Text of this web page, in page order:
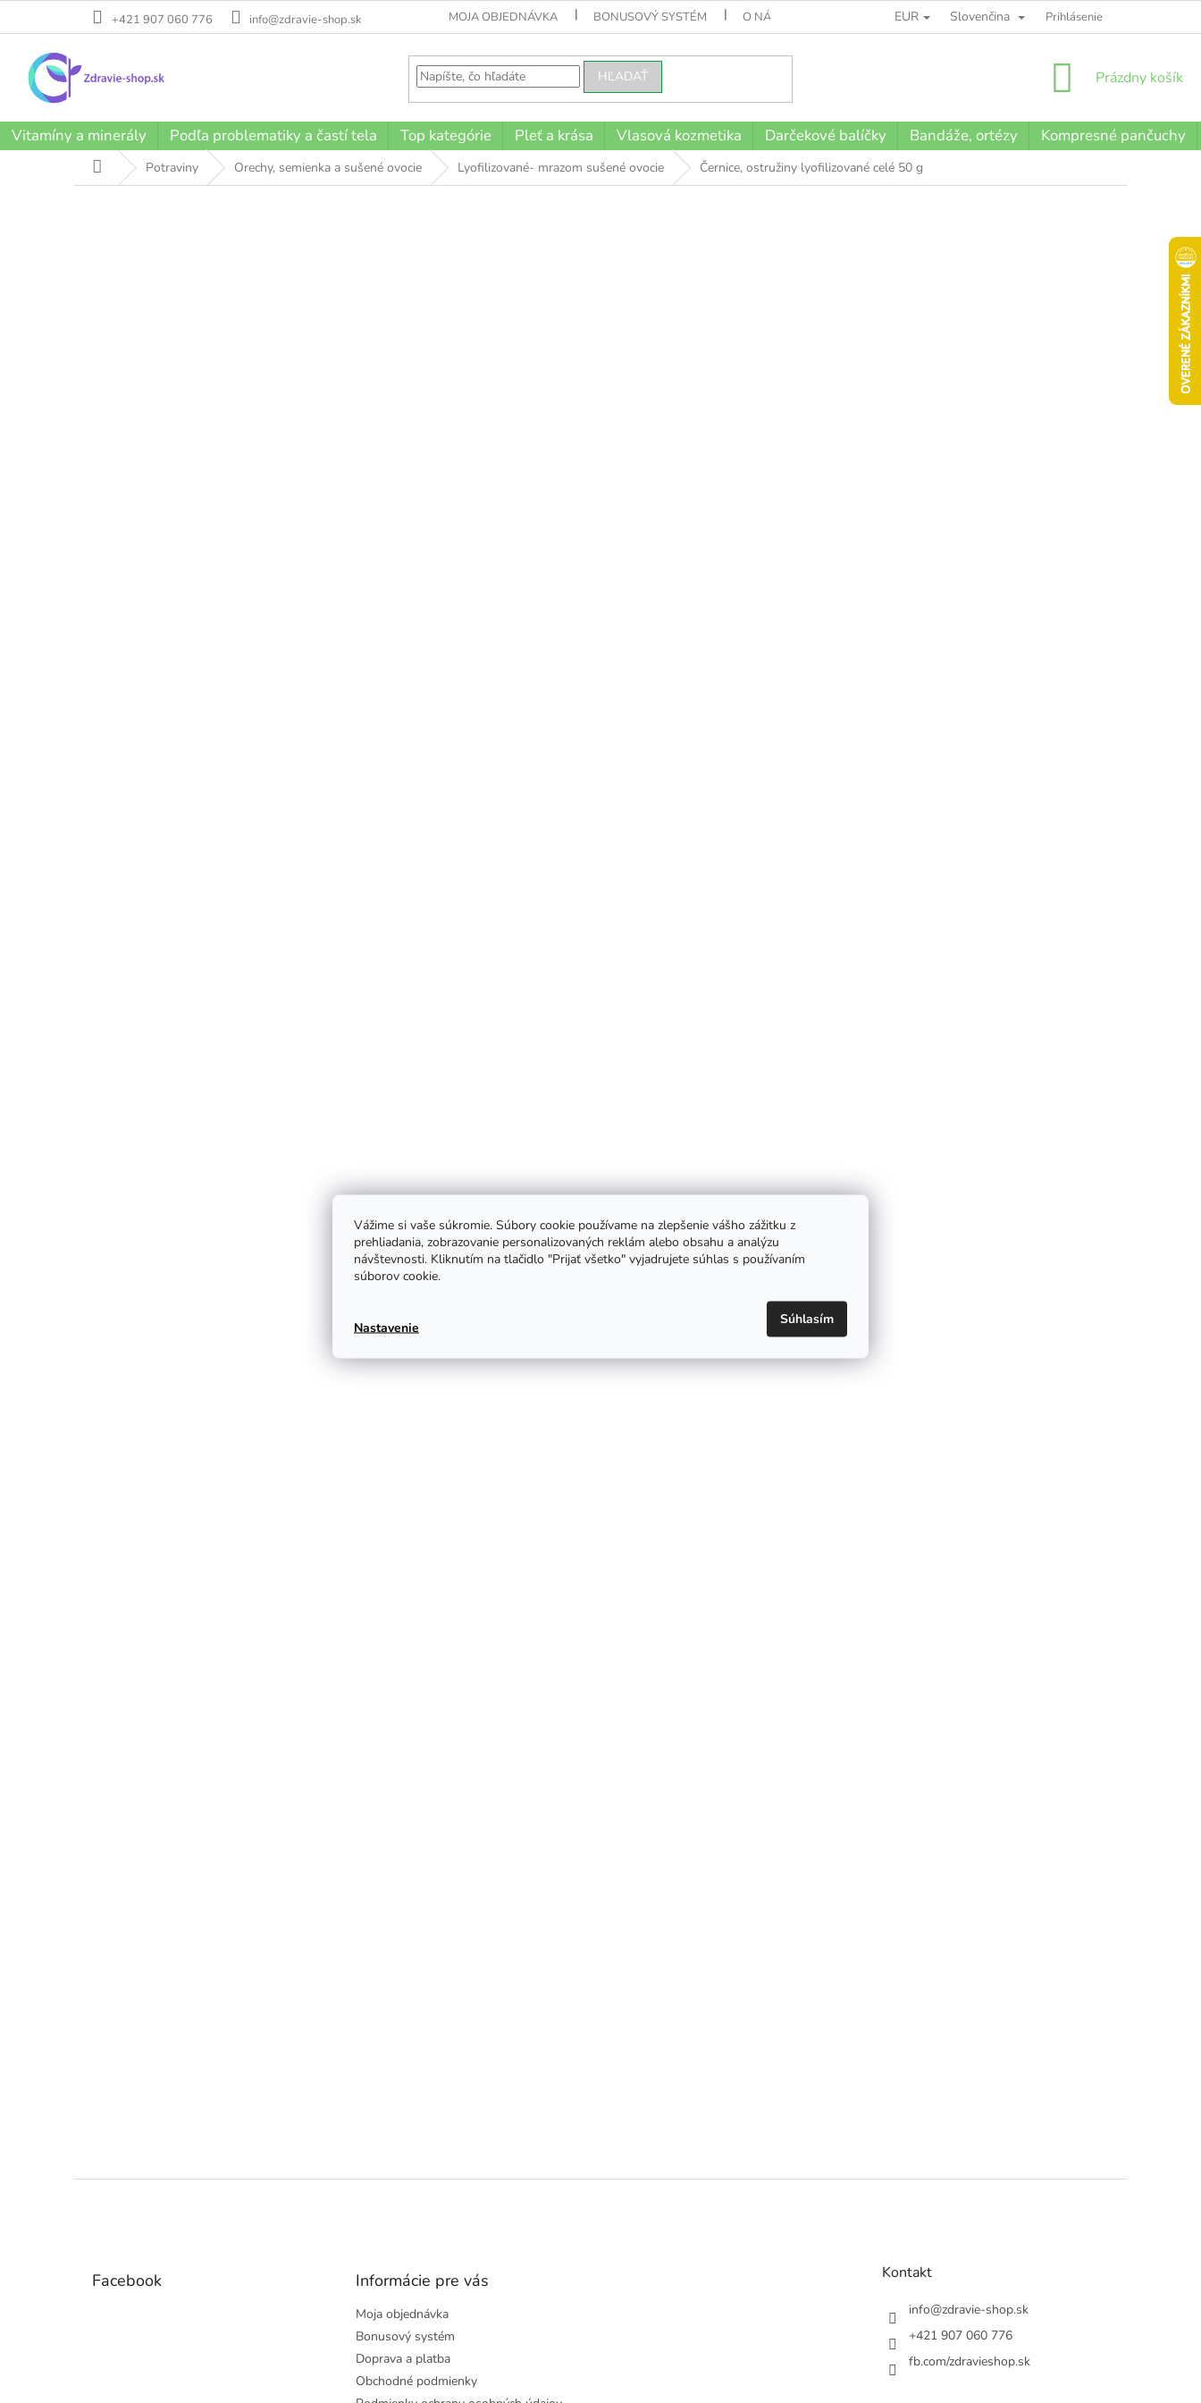
Vážime si vaše súkromie. Súbory cookie používame na zlepšenie vášho zážitku z
prehliadania, zobrazovanie personalizovaných reklám alebo obsahu a analýzu
návštevnosti. Kliknutím na tlačidlo "Prijať všetko" vyjadrujete súhlas s používaním
súborov cookie.
Nastavenie
Súhlasím
+421 907 060 776 info@zdravie-shop.sk MOJA OBJEDNÁVKA BONUSOVÝ SYSTÉM O NÁS EUR Slovenčina Prihlásenie
HĽADAŤ
NÁKUPNÝ
Prázdny košík
Vitamíny a minerály Podľa problematiky a častí tela Top kategórie Pleť a krása Vlasová kozmetika Darčekové balíčky Bandáže, ortézy Kompresné pančuchy
DomovPotraviny Orechy, semienka a sušené ovocie Lyofilizované- mrazom sušené ovocie Černice, ostružiny lyofilizované celé 50 g
Kontakt
info@zdravie-shop.sk
+421 907 060 776
fb.com/zdravieshop.sk
Informácie pre vás
Moja objednávka
Bonusový systém
Doprava a platba
Obchodné podmienky
Facebook